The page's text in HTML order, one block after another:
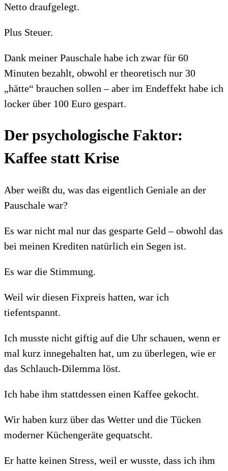
Netto draufgelegt.
Plus Steuer.
Dank meiner Pauschale habe ich zwar für 60
Minuten bezahlt, obwohl er theoretisch nur 30
„hätte“ brauchen sollen – aber im Endeffekt habe ich
locker über 100 Euro gespart.
Der psychologische Faktor:
Kaffee statt Krise
Aber weißt du, was das eigentlich Geniale an der
Pauschale war?
Es war nicht mal nur das gesparte Geld – obwohl das
bei meinen Krediten natürlich ein Segen ist.
Es war die Stimmung.
Weil wir diesen Fixpreis hatten, war ich
tiefentspannt.
Ich musste nicht giftig auf die Uhr schauen, wenn er
mal kurz innegehalten hat, um zu überlegen, wie er
das Schlauch-Dilemma löst.
Ich habe ihm stattdessen einen Kaffee gekocht.
Wir haben kurz über das Wetter und die Tücken
moderner Küchengeräte gequatscht.
Er hatte keinen Stress, weil er wusste, dass ich ihm